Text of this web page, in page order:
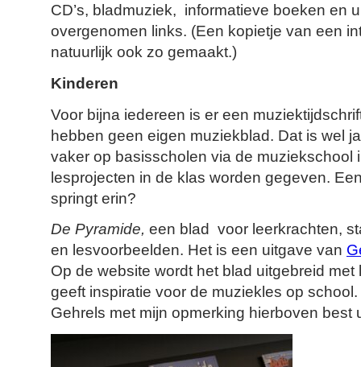
CD’s, bladmuziek, informatieve boeken en
overgenomen links. (Een kopietje van een
natuurlijk ook zo gemaakt.)
Kinderen
Voor bijna iedereen is er een
hebben geen eigen muziekblad. Dat is wel
vaker op basisscholen via de muziekschool
lesprojecten in de klas worden gegeven.
springt erin?
De Pyramide, een blad voor leerkrachten,
en lesvoorbeelden. Het is een uitgave van
Op de website wordt het blad uitgebreid
geeft inspiratie voor de muziekles op
Gehrels met mijn opmerking hierboven